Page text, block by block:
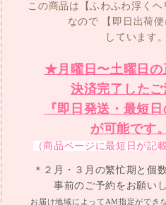
この商品は【ふわふわ浮くヘ
なので 【即日出荷便
しています。
★月曜日〜土曜日の
決済完了したご
『即日発送・最短日
が可能です
（商品ページに最短日が記
＊２月・３月の繁忙期と個
事前のご予約をお願い
お届け地域によってAM指定ができ